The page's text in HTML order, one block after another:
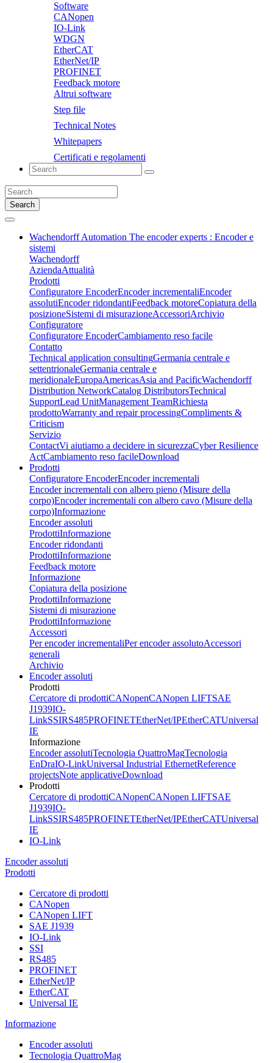
Software
CANopen
IO-Link
WDGN
EtherCAT
EtherNet/IP
PROFINET
Feedback motore
Altrui software
Step file
Technical Notes
Whitepapers
Certificati e regolamenti
Search
Wachendorff Automation The encoder experts : Encoder e
sistemi
Wachendorff
AziendaAttualità
Prodotti
Configuratore EncoderEncoder incrementaliEncoder
assolutiEncoder ridondantiFeedback motoreCopiatura della
posizioneSistemi di misurazioneAccessoriArchivio
Configuratore
Configuratore EncoderCambiamento reso facile
Contatto
Technical application consultingGermania centrale e
settentrionaleGermania centrale e
meridionaleEuropaAmericasAsia and PacificWachendorff
Distribution NetworkCatalog DistributorsTechnical
SupportLead UnitManagement TeamRichiesta
prodottoWarranty and repair processingCompliments &
Criticism
Servizio
ContactVi aiutiamo a decidere in sicurezzaCyber Resilience
ActCambiamento reso facileDownload
Prodotti
Configuratore EncoderEncoder incrementali
Encoder incrementali con albero pieno (Misure della
corpo)Encoder incrementali con albero cavo (Misure della
corpo)Informazione
Encoder assoluti
ProdottiInformazione
Encoder ridondanti
ProdottiInformazione
Feedback motore
Informazione
Copiatura della posizione
ProdottiInformazione
Sistemi di misurazione
ProdottiInformazione
Accessori
Per encoder incrementaliPer encoder assolutoAccessori
generali
Archivio
Encoder assoluti
Prodotti
Cercatore di prodottiCANopenCANopen LIFTSAE
J1939IO-
LinkSSIRS485PROFINETEtherNet/IPEtherCATUniversal
IE
Informazione
Encoder assolutiTecnologia QuattroMagTecnologia
EnDraIO-LinkUniversal Industrial EthernetReference
projectsNote applicativeDownload
Prodotti
Cercatore di prodottiCANopenCANopen LIFTSAE
J1939IO-
LinkSSIRS485PROFINETEtherNet/IPEtherCATUniversal
IE
IO-Link
Encoder assoluti
Prodotti
Cercatore di prodotti
CANopen
CANopen LIFT
SAE J1939
IO-Link
SSI
RS485
PROFINET
EtherNet/IP
EtherCAT
Universal IE
Informazione
Encoder assoluti
Tecnologia QuattroMag